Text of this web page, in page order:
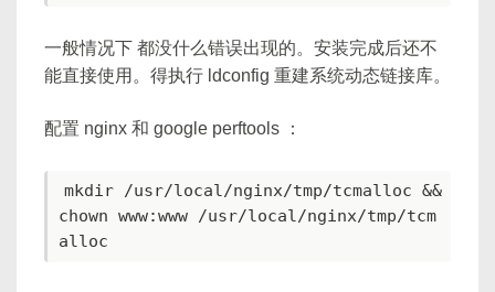
一般情况下 都没什么错误出现的。安装完成后还不
能直接使用。得执行 ldconfig 重建系统动态链接库。
配置 nginx 和 google perftools ：
mkdir /usr/local/nginx/tmp/tcmalloc &&
chown www:www /usr/local/nginx/tmp/tcm